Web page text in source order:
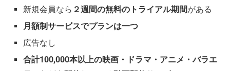
新規会員なら ２週間の無料のトライアル期間がある
月額制サービスでプランは一つ
広告なし
合計100,000本以上の映画・ドラマ・アニメ・バラエ